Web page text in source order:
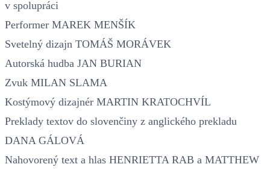
v spolupráci
Performer MAREK MENŠÍK
Svetelný dizajn TOMÁŠ MORÁVEK
Autorská hudba JAN BURIAN
Zvuk MILAN SLAMA
Kostýmový dizajnér MARTIN KRATOCHVÍL
Preklady textov do slovenčiny z anglického prekladu
DANA GÁLOVÁ
Nahovorený text a hlas HENRIETTA RAB a MATTHEW